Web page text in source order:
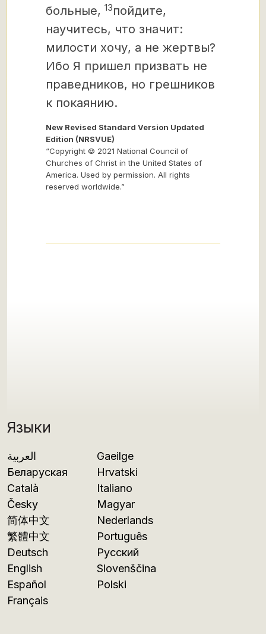
Языки
العربية
Беларуская
Català
Česky
简体中文
繁體中文
Deutsch
English
Español
Français
Gaeilge
Hrvatski
Italiano
Magyar
Nederlands
Português
Русский
Slovenščina
Polski
больные, 13пойдите,
научитесь, что значит:
милости хочу, а не жертвы?
Ибо Я пришел призвать не
праведников, но грешников
к покаянию.
New Revised Standard Version Updated
Edition (NRSVUE)
“Copyright © 2021 National Council of
Churches of Christ in the United States of
America. Used by permission. All rights
reserved worldwide.”